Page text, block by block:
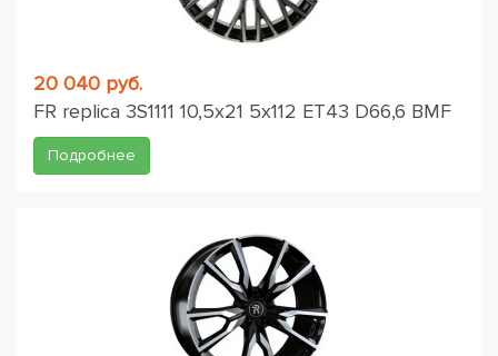
20 040 руб.
FR replica 3S1111 10,5x21 5x112 ET43 D66,6 BMF
Подробнее